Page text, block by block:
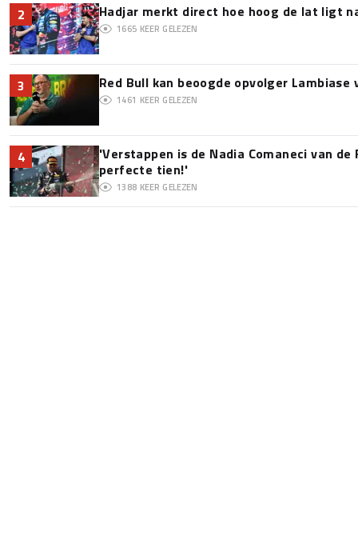
2 Hadjar merkt direct hoe hoog de lat ligt
1665 KEER GELEZEN
3 Red Bull kan beoogde opvolger
1461 KEER GELEZEN
4
'Verstappen is de Nadia Comaneci van de
perfecte tien!'
1388 KEER GELEZEN